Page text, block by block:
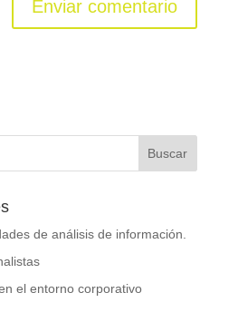
de análisis de información.
el entorno corporativo